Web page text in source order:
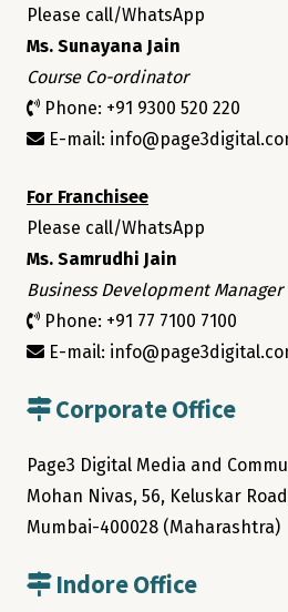
Please call/WhatsApp
Ms. Sunayana Jain
Course Co-ordinator
Phone: +91 9300 520 220
E-mail:
For Franchisee
Please call/WhatsApp
Ms. Samrudhi Jain
Business Development Manager
Phone: +91 77 7100 7100
E-mail:
Corporate Office
Page3 Digital Media and
Mohan Nivas, 56, Keluskar
Mumbai-400028 (Maharashtra)
Indore Office